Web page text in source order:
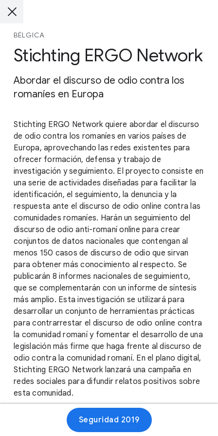
BÉLGICA
Stichting ERGO Network
Abordar el discurso de odio contra los
romaníes en Europa
Stichting ERGO Network quiere abordar el discurso
de odio contra los romaníes en varios países de
Europa, aprovechando las redes existentes para
ofrecer formación, defensa y trabajo de
investigación y seguimiento. El proyecto consiste en
una serie de actividades diseñadas para facilitar la
identificación, el seguimiento, la denuncia y la
respuesta ante el discurso de odio online contra las
comunidades romaníes. Harán un seguimiento del
discurso de odio anti-romaní online para crear
conjuntos de datos nacionales que contengan al
menos 150 casos de discurso de odio que sirvan
para obtener más conocimiento al respecto. Se
publicarán 8 informes nacionales de seguimiento,
que se complementarán con un informe de síntesis
más amplio. Esta investigación se utilizará para
desarrollar un conjunto de herramientas prácticas
para contrarrestar el discurso de odio online contra
la comunidad romaní y fomentar el desarrollo de una
legislación más firme que haga frente al discurso de
odio contra la comunidad romaní. En el plano digital,
Stichting ERGO Network lanzará una campaña en
redes sociales para difundir relatos positivos sobre
esta comunidad.
Seguridad 2019